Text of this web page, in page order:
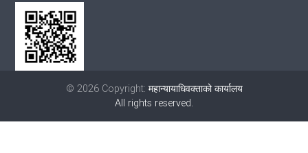
© 2026 Copyright: महान्यायाधिवक्ताको कार्यालय
All rights reserved.